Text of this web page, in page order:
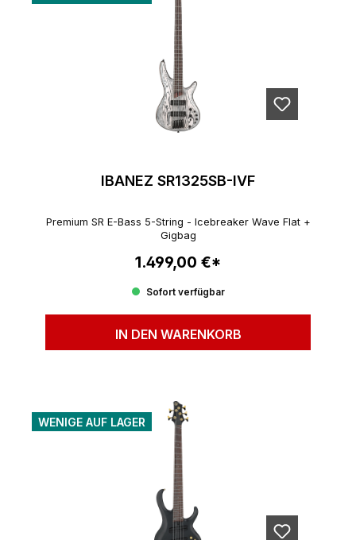
IBANEZ SR1325SB-IVF
Premium SR E-Bass 5-String - Icebreaker Wave Flat +
Gigbag
Regulärer Preis:
1.499,00 €*
Sofort verfügbar
IN DEN WARENKORB
WENIGE AUF LAGER